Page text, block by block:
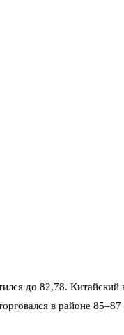
до 82,78.
в районе 85–87